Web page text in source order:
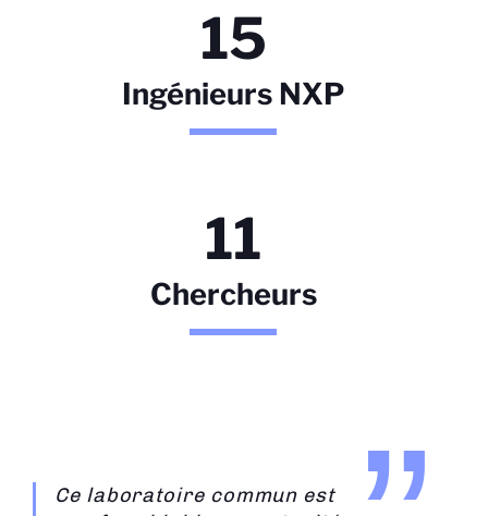
15
Ingénieurs NXP
11
Chercheurs
Ce laboratoire commun est